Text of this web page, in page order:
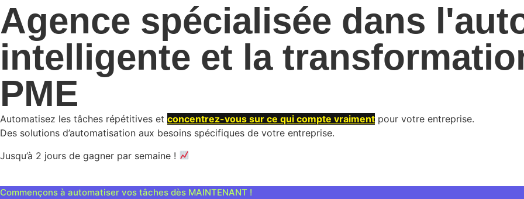
Agence spécialisée dans
intelligente et la
PME
Automatisez les tâches répétitives et concentrez-vous sur ce qui compte vraiment pour votre entreprise.
Des solutions d’automatisation aux besoins spécifiques de votre entreprise.
Jusqu’à 2 jours de gagner par semaine !
Commençons à automatiser vos tâches dès MAINTENANT !